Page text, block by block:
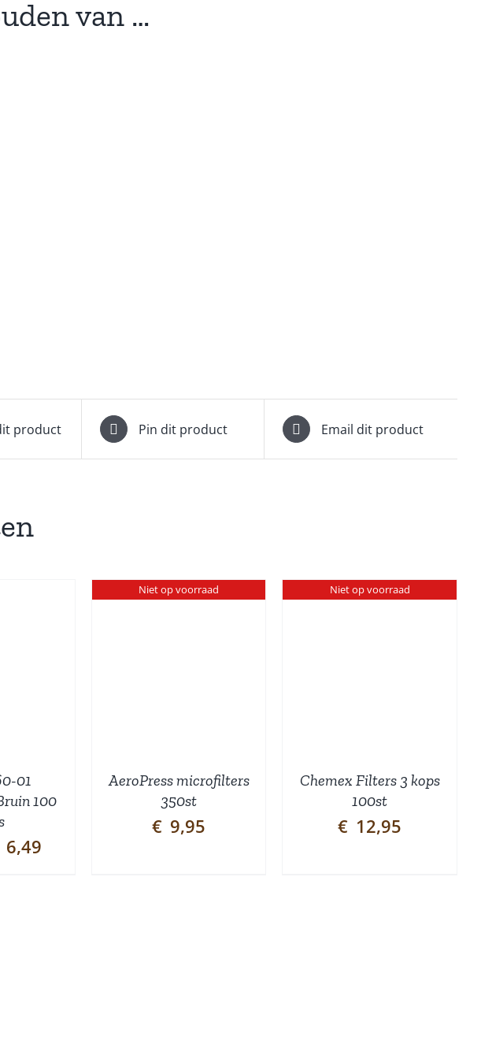
van …
product Pin dit product Email dit product
01
100
6,49
Niet op voorraad
AeroPress microfilters
350st
€ 9,95
Niet op voorraad
Chemex Filters 3 kops
100st
€ 12,95